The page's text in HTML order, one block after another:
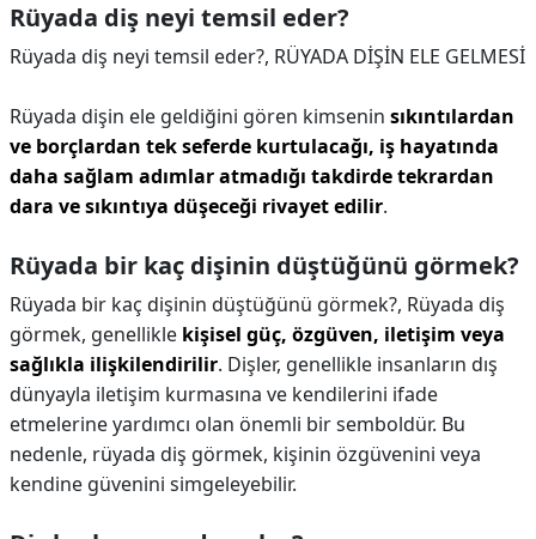
Rüyada diş neyi temsil eder?
Rüyada diş neyi temsil eder?, RÜYADA DİŞİN ELE GELMESİ
Rüyada dişin ele geldiğini gören kimsenin sıkıntılardan
ve borçlardan tek seferde kurtulacağı, iş hayatında
daha sağlam adımlar atmadığı takdirde tekrardan
dara ve sıkıntıya düşeceği rivayet edilir.
Rüyada bir kaç dişinin düştüğünü görmek?
Rüyada bir kaç dişinin düştüğünü görmek?, Rüyada diş
görmek, genellikle kişisel güç, özgüven, iletişim veya
sağlıkla ilişkilendirilir. Dişler, genellikle insanların dış
dünyayla iletişim kurmasına ve kendilerini ifade
etmelerine yardımcı olan önemli bir semboldür. Bu
nedenle, rüyada diş görmek, kişinin özgüvenini veya
kendine güvenini simgeleyebilir.